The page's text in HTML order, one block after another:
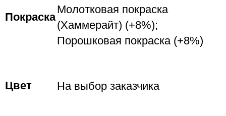
Покраска
Молотковая покраска
(Хаммерайт) (+8%);
Порошковая покраска (+8%)
Цвет На выбор заказчика